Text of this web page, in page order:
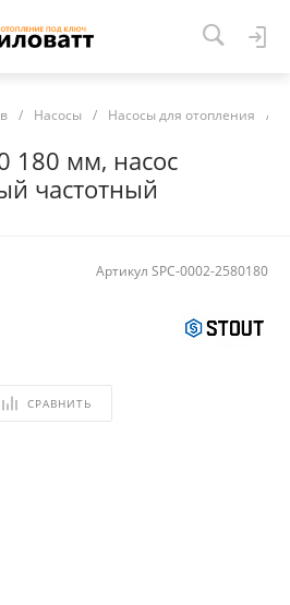
/ Насосы / Насосы для отопления /
180 мм, насос
частотный
Артикул SPC-0002-2580180
СРАВНИТЬ